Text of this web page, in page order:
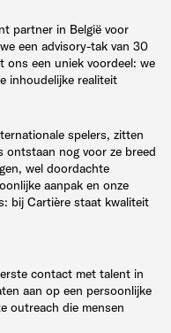
partner in België voor
een advisory-tak van 30
een uniek voordeel: we
inhoudelijke realiteit
spelers, zitten
ontstaan nog voor ze breed
wel doordachte
aanpak en onze
bij Cartière staat kwaliteit
contact met talent in
aan op een persoonlijke
outreach die mensen